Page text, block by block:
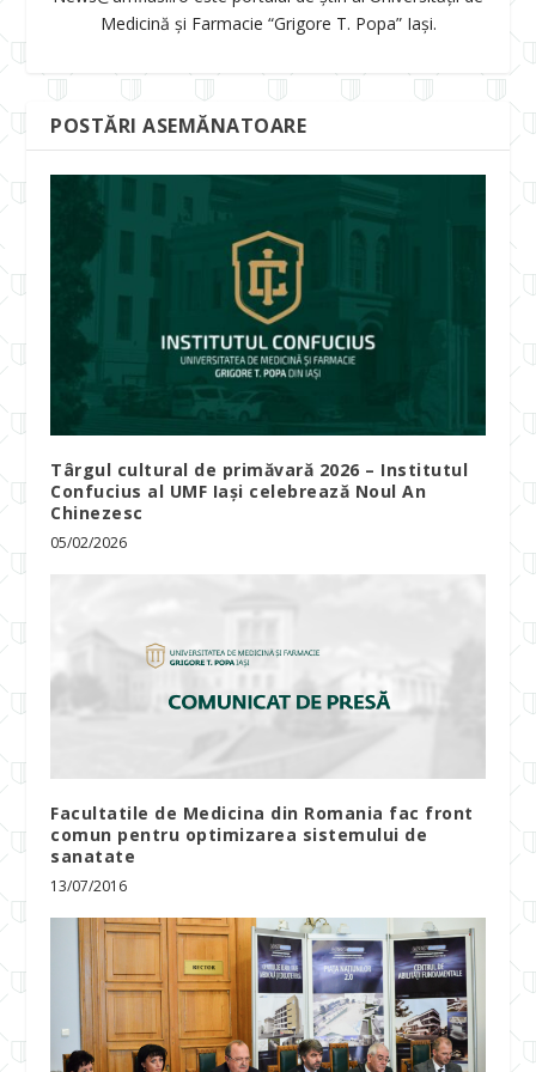
Medicină și Farmacie “Grigore T. Popa” Iași.
POSTĂRI ASEMĂNATOARE
Târgul cultural de primăvară 2026 – Institutul
Confucius al UMF Iași celebrează Noul An
Chinezesc
05/02/2026
Facultatile de Medicina din Romania fac front
comun pentru optimizarea sistemului de
sanatate
13/07/2016